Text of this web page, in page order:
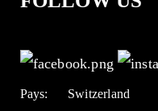
Pays:
Switzerland